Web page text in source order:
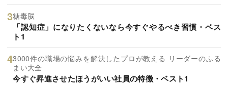
糖毒脳
「認知症」になりたくないなら今すぐやるべき習慣・ベス
ト1
3000件の職場の悩みを解決したプロが教える リーダーのふる
まい大全
今すぐ昇進させたほうがいい社員の特徴・ベスト1